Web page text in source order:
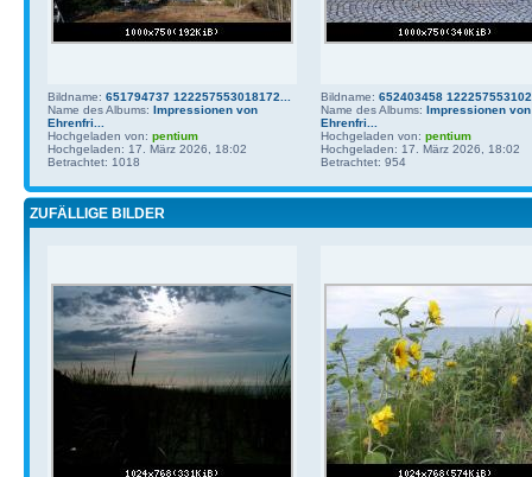
Bildname: 651794737 122257553018172...
Name des Albums: Impressionen von
Ehrenfri...
Hochgeladen von: pentium
Hochgeladen: 17. März 2026, 18:02
Betrachtet: 1018
Bildname: 652403458
Name des Albums: Impressionen von
Ehrenfri...
Hochgeladen von: pentium
Hochgeladen: 17. März 2026, 18:02
Betrachtet: 954
ZUFÄLLIGE BILDER